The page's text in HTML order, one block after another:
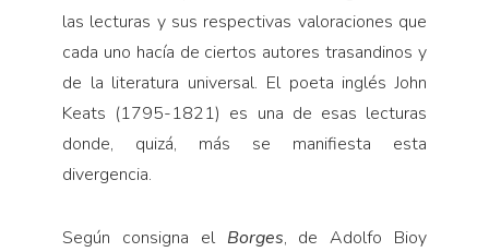
las lecturas y sus respectivas valoraciones que
cada uno hacía de ciertos autores trasandinos y
de la literatura universal. El poeta inglés John
Keats (1795-1821) es una de esas lecturas
donde, quizá, más se manifiesta esta
divergencia.
Según consigna el Borges, de Adolfo Bioy